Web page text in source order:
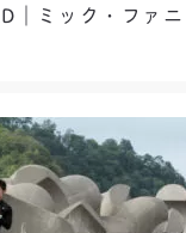
｜ミック・ファニ